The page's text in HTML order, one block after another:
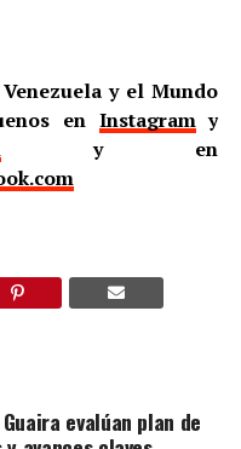
y el Mundo
en Instagramy
y en
evalúan plan de